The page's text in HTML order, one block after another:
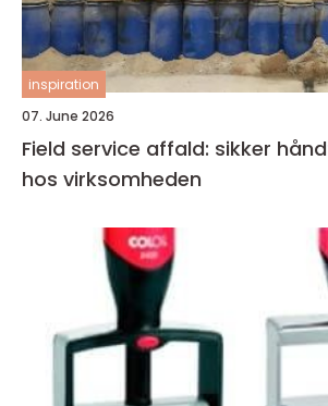
inspiration
07. June 2026
Field service affald: sikker
hos virksomheden